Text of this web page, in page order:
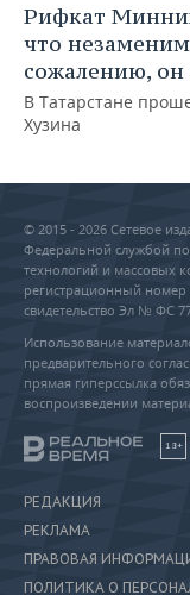
Рифкат
что
сожалению,
В Татарстане
Хузина
© 2015 - 2026 Сетевое
Федеральной службой
технологий и массовых
регистрационный номер
свидетельство Эл № ФС
Использование
предварительного
прямая гиперссылка
воспроизведении
18+
РЕДАКЦИЯ
РЕКЛАМА
ПРАВОВАЯ
ПОЛИТИКА О